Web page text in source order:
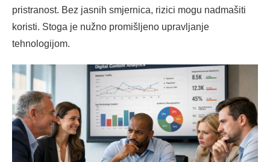
pristranost. Bez jasnih smjernica, rizici mogu nadmašiti
koristi. Stoga je nužno promišljeno upravljanje
tehnologijom.